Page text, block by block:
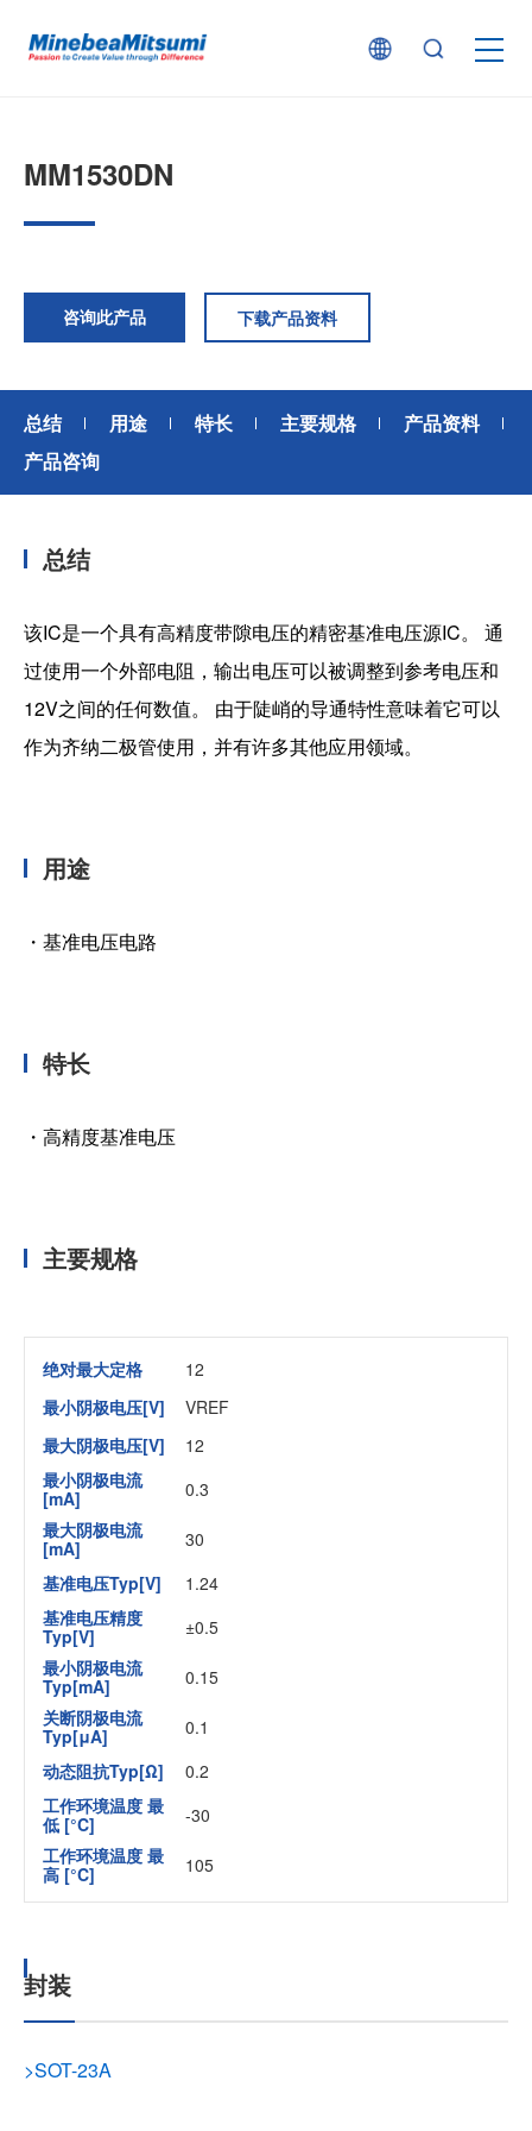
新闻
MM1530DN
咨询此产品 下载产品资料
总结 用途 特长 主要规格
产品资料
产品咨询
总结
该IC是一个具有高精度带隙电压的精密基准电压源IC。 通
过使用一个外部电阻，输出电压可以被调整到参考电压和
12V之间的任何数值。 由于陡峭的导通特性意味着它可以
作为齐纳二极管使用，并有许多其他应用领域。
用途
・基准电压电路
特长
・高精度基准电压
主要规格
绝对最大定格
12
最小阴极电压[V]
VREF
最大阴极电压[V]
12
最小阴极电流
[mA]
0.3
最大阴极电流
[mA]
30
基准电压Typ[V]
1.24
基准电压精度
Typ[V]
±0.5
最小阴极电流
Typ[mA]
0.15
关断阴极电流
Typ[μA]
0.1
动态阻抗Typ[Ω]
0.2
工作环境温度 最
低 [°C]
-30
工作环境温度 最
高 [°C]
105
封装
>SOT-23A